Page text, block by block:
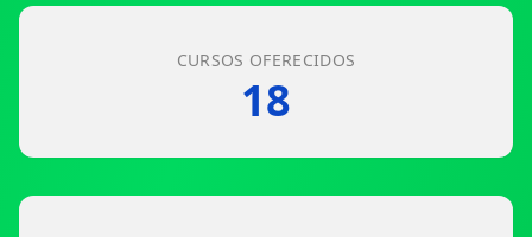
CURSOS OFERECIDOS
18